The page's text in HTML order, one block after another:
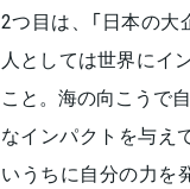
2つ目は、「日本の
人としては世界にイ
こと。海の向こうで
なインパクトを与え
いうちに自分の力を